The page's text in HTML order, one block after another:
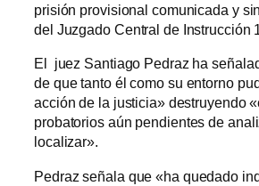
prisión provisional comunicada y
del Juzgado Central de Instrucción
El juez Santiago Pedraz ha
de que tanto él como su entorno
acción de la justicia» destruyendo
probatorios aún pendientes de
localizar».
Pedraz señala que «ha quedado